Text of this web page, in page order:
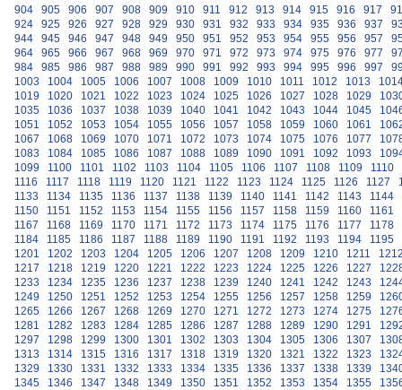
904
905 906 907 908 909 910 911 912 913 914 915 916 917
924
925 926 927 928 929 930 931 932 933 934 935 936 937
944
945 946 947 948 949 950 951 952 953 954 955 956 957
964
965 966 967 968 969 970 971 972 973 974 975 976 977
984
985 986 987 988 989 990 991 992 993 994 995 996 997
1003
1004 1005 1006 1007 1008 1009 1010 1011 1012 1013
1019
1020 1021 1022 1023 1024 1025 1026 1027 1028 1029
1035
1036 1037 1038 1039 1040 1041 1042 1043 1044 1045
1051
1052 1053 1054 1055 1056 1057 1058 1059 1060 1061
1067
1068 1069 1070 1071 1072 1073 1074 1075 1076 1077
1083
1084 1085 1086 1087 1088 1089 1090 1091 1092 1093
1099
1100 1101 1102 1103 1104 1105 1106 1107 1108 1109
1110
1116
1117 1118 1119 1120 1121 1122 1123 1124 1125 1126 1127
1133
1134 1135 1136 1137 1138 1139 1140 1141 1142 1143
1144
1150
1151 1152 1153 1154 1155 1156 1157 1158 1159 1160
1161
1167
1168 1169 1170 1171 1172 1173 1174 1175 1176 1177
1178
1184
1185 1186 1187 1188 1189 1190 1191 1192 1193 1194
1195
1201
1202 1203 1204 1205 1206 1207 1208 1209 1210 1211
1217
1218 1219 1220 1221 1222 1223 1224 1225 1226 1227
1233
1234 1235 1236 1237 1238 1239 1240 1241 1242 1243
1249
1250 1251 1252 1253 1254 1255 1256 1257 1258 1259
1265
1266 1267 1268 1269 1270 1271 1272 1273 1274 1275
1281
1282 1283 1284 1285 1286 1287 1288 1289 1290 1291
1297
1298 1299 1300 1301 1302 1303 1304 1305 1306 1307
1313
1314 1315 1316 1317 1318 1319 1320 1321 1322 1323
1329
1330 1331 1332 1333 1334 1335 1336 1337 1338 1339
1345
1346 1347 1348 1349 1350 1351 1352 1353 1354 1355